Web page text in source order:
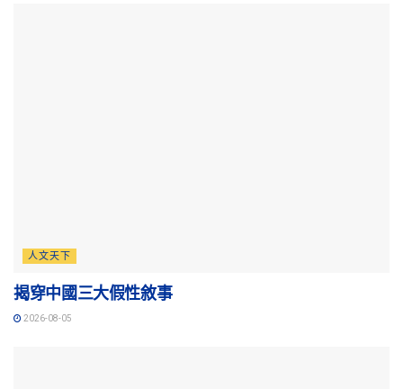
人文天下
揭穿中國三大假性敘事
2026-08-05